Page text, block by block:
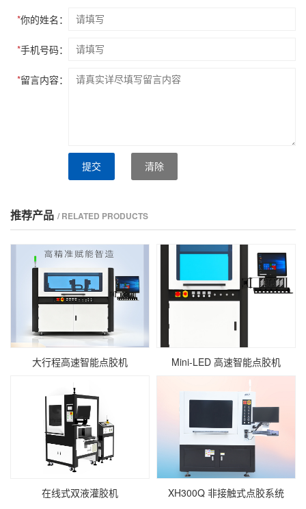
*你的姓名：
*手机号码：
*留言内容：
提交 清除
推荐产品 / RELATED PRODUCTS
大行程高速智能点胶机 Mini‑LED 高速智能点胶机
在线式双液灌胶机 XH300Q 非接触式点胶系统